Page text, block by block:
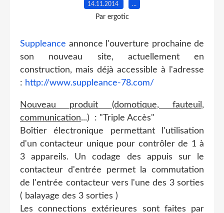
14.11.2014 …
Par ergotic
Suppleance annonce l'ouverture prochaine de
son nouveau site, actuellement en
construction, mais déjà accessible à l'adresse
: http://www.suppleance-78.com/
Nouveau produit (domotique, fauteuil,
communication...) : "Triple Accès"
Boîtier électronique permettant l'utilisation
d'un contacteur unique pour contrôler de 1 à
3 appareils. Un codage des appuis sur le
contacteur d'entrée permet la commutation
de l'entrée contacteur vers l'une des 3 sorties
( balayage des 3 sorties )
Les connections extérieures sont faites par